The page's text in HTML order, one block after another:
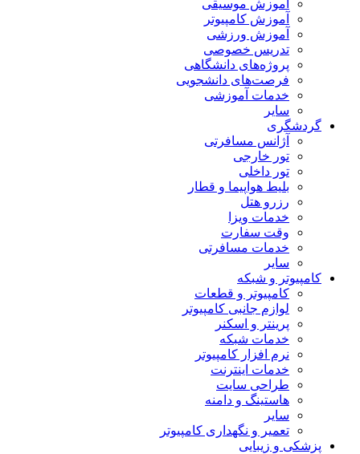
آموزش موسیقی
آموزش کامپیوتر
آموزش ورزشی
تدریس خصوصی
پروژه‌های دانشگاهی
فرصت‌های دانشجویی
خدمات آموزشی
سایر
گردشگری
آژانس مسافرتی
تور خارجی
تور داخلی
بلیط هواپیما و قطار
رزرو هتل
خدمات ویزا
وقت سفارت
خدمات مسافرتی
سایر
کامپیوتر و شبکه
کامپیوتر و قطعات
لوازم جانبی کامپیوتر
پرینتر و اسکنر
خدمات شبکه
نرم افزار کامپیوتر
خدمات اینترنت
طراحی سایت
هاستینگ و دامنه
سایر
تعمیر و نگهداری کامپیوتر
پزشکی و زیبایی